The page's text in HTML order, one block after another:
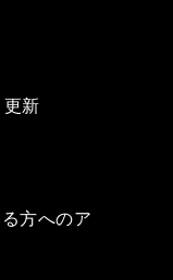
新
方へのア